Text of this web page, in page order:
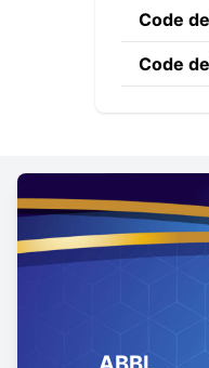
Code
Code